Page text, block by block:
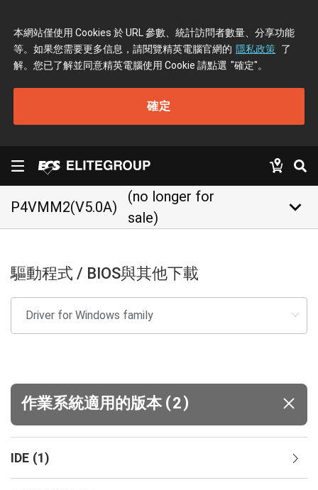
本網站僅使用 Cookies 於 URL 參數、統計訪問者數量、分享功能
等。如果您需要更多信息，請閱覽精英電腦官網的 隱私政策 了
解。您已了解並同意精英電腦使用 Cookie 請點選 "確定"。
確定
P4VMM2(V5.0A)
(no longer for
sale)
keyboard_arrow_down
驅動程式 / BIOS與其他下載
作業系統適用的版本 (2)
IDE (1)